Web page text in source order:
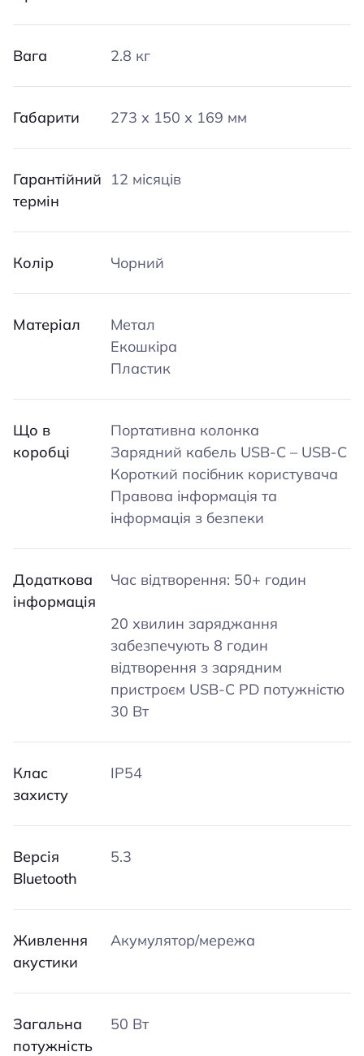
Вага 2.8 кг
Габарити 273 х 150 х 169 мм
Гарантійний
термін
12 місяців
Колір Чорний
Матеріал
Метал
Екошкіра
Пластик
Що в
коробці
Портативна колонка
Зарядний кабель USB-C – USB-C
Короткий посібник користувача
Правова інформація та
інформація з безпеки
Додаткова
інформація
Час відтворення: 50+ годин
20 хвилин заряджання
забезпечують 8 годин
відтворення з зарядним
пристроєм USB-C PD потужністю
30 Вт
Клас
захисту
IP54
Версія
Bluetooth
5.3
Живлення
акустики
Акумулятор/мережа
Загальна
потужність
50 Вт